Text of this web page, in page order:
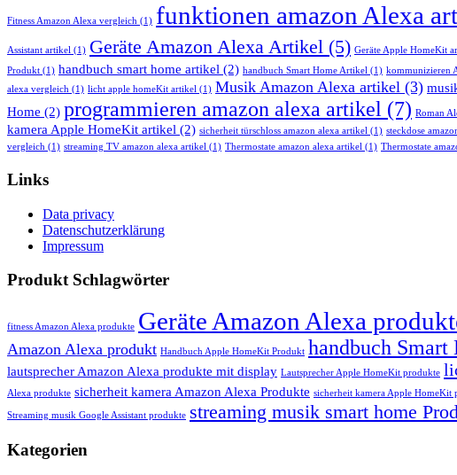
Fitness Amazon Alexa vergleich (1) funktionen amazon Alexa
Assistant artikel (1) Geräte Amazon Alexa Artikel (5) Geräte Apple HomeKit
Produkt (1) handbuch smart home artikel (2) handbuch Smart Home Artikel (1) kommunizieren
alexa vergleich (1) licht apple homeKit artikel (1) Musik Amazon Alexa artikel (3)
Home (2) programmieren amazon alexa artikel (7) Roman
kamera Apple HomeKit artikel (2) sicherheit türschloss amazon alexa artikel (1) steckdose
vergleich (1) streaming TV amazon alexa artikel (1) Thermostate amazon alexa artikel (1) Thermostate
Links
Data privacy
Datenschutzerklärung
Impressum
Produkt Schlagwörter
fitness Amazon Alexa produkte Geräte Amazon Alexa
Amazon Alexa produkt Handbuch Apple HomeKit Produkt handbuch
lautsprecher Amazon Alexa produkte mit display Lautsprecher Apple HomeKit produkte
Alexa produkte sicherheit kamera Amazon Alexa Produkte sicherheit kamera Apple HomeKit
Streaming musik Google Assistant produkte streaming musik smart home
Kategorien